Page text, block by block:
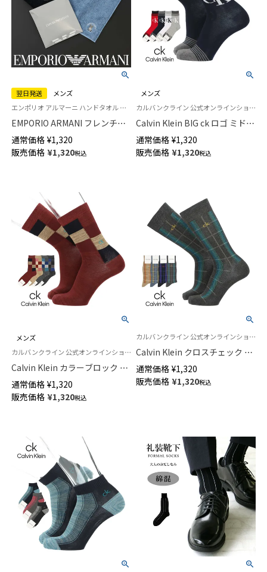
翌日発送
メンズ
エンポリオ アルマーニ ハンドタオル ハンカチ プレゼント
EMPORIO ARMANI フレンチブ
ルドッグ 綿100％ ミニタオル メ
ンズ【365日最短翌日発送】
02340029
通常価格 ¥1,320
販売価格 ¥1,320税込
メンズ
カルバンクライン 公式オンラインショップ 紳士 靴下 男性
Calvin Klein BIG ck ロゴ ミドル
丈 カジュアル ソックス メンズ
02542275
通常価格 ¥1,320
販売価格 ¥1,320税込
メンズ
カルバンクライン 公式オンラインショップ 紳士 靴下 男性
Calvin Klein カラーブロック ミ
ドル丈 カジュアル ソックス メ
ンズ 02542274
通常価格 ¥1,320
販売価格 ¥1,320税込
カルバンクライン 公式オンラインショップ 紳士 靴下
Calvin Klein クロスチェック ク
ルー丈 カジュアル ソックス メ
ンズ 02542272
通常価格 ¥1,320
販売価格 ¥1,320税込